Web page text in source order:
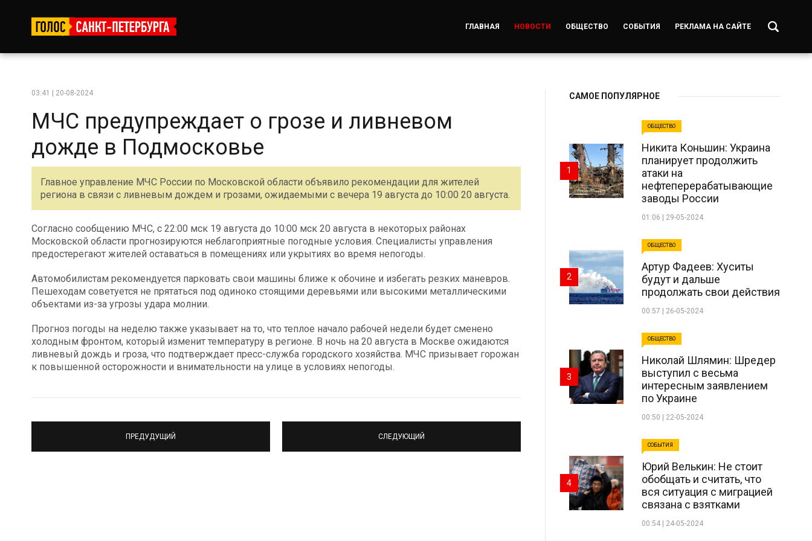
ГЛАВНАЯ НОВОСТИ ОБЩЕСТВО СОБЫТИЯ РЕКЛАМА НА САЙТЕ
03:41 | 20-08-2024
МЧС предупреждает о грозе и ливневом
дожде в Подмосковье
Главное управление МЧС России по Московской области объявило рекомендации для жителей
региона в связи с ливневым дождем и грозами, ожидаемыми с вечера 19 августа до 10:00 20 августа.
Согласно сообщению МЧС, с 22:00 мск 19 августа до 10:00 мск 20 августа в некоторых районах
Московской области прогнозируются неблагоприятные погодные условия. Специалисты управления
предостерегают жителей оставаться в помещениях или укрытиях во время непогоды.
Автомобилистам рекомендуется парковать свои машины ближе к обочине и избегать резких маневров.
Пешеходам советуется не прятаться под одиноко стоящими деревьями или высокими металлическими
объектами из-за угрозы удара молнии.
Прогноз погоды на неделю также указывает на то, что теплое начало рабочей недели будет сменено
холодным фронтом, который изменит температуру в регионе. В ночь на 20 августа в Москве ожидаются
ливневый дождь и гроза, что подтверждает пресс-служба городского хозяйства. МЧС призывает горожан
к повышенной осторожности и внимательности на улице в условиях непогоды.
ПРЕДУДУЩИЙ СЛЕДУЮЩИЙ
САМОЕ ПОПУЛЯРНОЕ
ОБЩЕСТВО
Никита Коньшин: Украина
планирует продолжить
атаки на
нефтеперерабатывающие
заводы России
01:06 | 29-05-2024
1
ОБЩЕСТВО
Артур Фадеев: Хуситы
будут и дальше
продолжать свои действия
00:57 | 26-05-2024
2
ОБЩЕСТВО
Николай Шлямин: Шредер
выступил с весьма
интересным заявлением
по Украине
00:50 | 22-05-2024
3
СОБЫТИЯ
Юрий Велькин: Не стоит
обобщать и считать, что
вся ситуация с миграцией
связана с взятками
00:54 | 24-05-2024
4